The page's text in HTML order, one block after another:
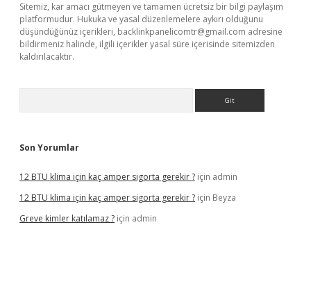
Sitemiz, kar amacı gütmeyen ve tamamen ücretsiz bir bilgi paylaşım
platformudur. Hukuka ve yasal düzenlemelere aykırı olduğunu
düşündüğünüz içerikleri, backlinkpanelicomtr@gmail.com adresine
bildirmeniz halinde, ilgili içerikler yasal süre içerisinde sitemizden
kaldırılacaktır.
Son Yorumlar
12 BTU klima için kaç amper sigorta gerekir ? için admin
12 BTU klima için kaç amper sigorta gerekir ? için Beyza
Greve kimler katılamaz ? için admin